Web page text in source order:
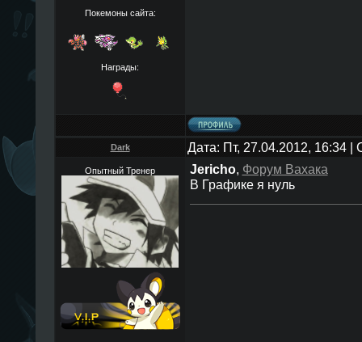
Покемоны сайта:
Награды:
Dark Дата: Пт, 27.04.2012, 16:34
Опытный Тренер Jericho, Форум Вахака
В Графике я нуль